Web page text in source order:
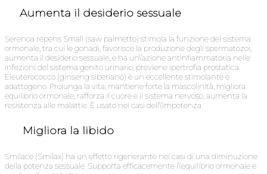
Aumenta il desiderio sessuale
Serenoa repens Small (saw palmetto) stimola la funzione del sistema
ormonale, tra cui le gonadi, favorisce la produzione degli spermatozoi,
aumenta il desiderio sessuale, e ha un\’azione antinfiammatoria nelle
infezioni del sistema genito urinario, previene ipertrofia prostatica.
Eleuterococco (ginseng siberiano) è un eccellente stimolante e
adattogeno. Prolunga la vita, mantiene forte la mascolinità, migliora
equilibrio ormonale, rafforza il cuore e il sistema nervoso, aumenta la
resistenza alle malattie. È usato nei casi dell\’impotenza.
Migliora la libido
Smilace (Smilax) ha un effetto rigenerante nei casi di una diminuzione
della potenza sessuale. Supporta efficacemente l\’equilibrio ormonale e